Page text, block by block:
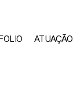
ATUAÇÃO